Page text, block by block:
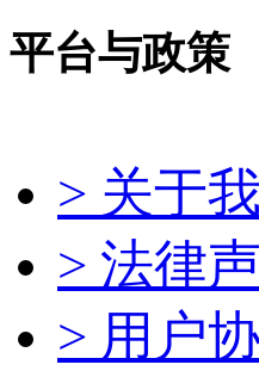
平台与政策
> 关于
> 法律
> 用户